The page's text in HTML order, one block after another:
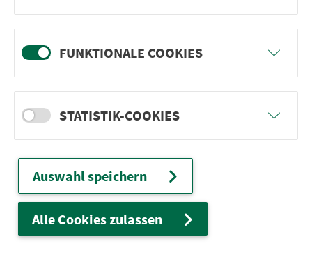
Unterlichtenberg
Zehenthof
Abzw. Lammhof
Abzw. Buxlohe
Hinterthann
Abzw. Grametshof 3
FUNKTIONALE COOKIES
STATISTIK-COOKIES
Auswahl speichern
Alle Cookies zulassen